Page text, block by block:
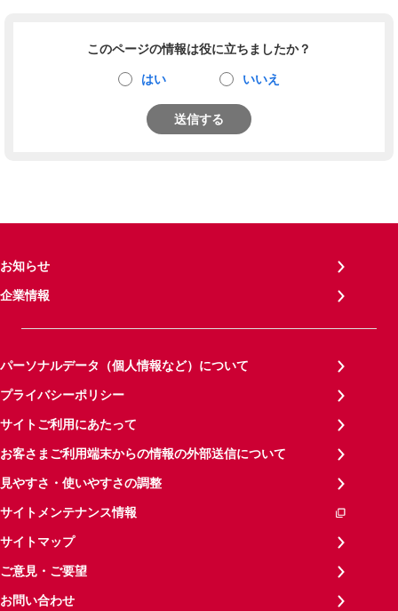
このページの情報は役に立ちましたか？
はい いいえ
送信する
お知らせ
企業情報
パーソナルデータ（個人情報など）について
プライバシーポリシー
サイトご利用にあたって
お客さまご利用端末からの情報の外部送信について
見やすさ・使いやすさの調整
サイトメンテナンス情報
サイトマップ
ご意見・ご要望
お問い合わせ